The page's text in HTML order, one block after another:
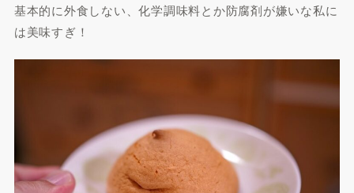
基本的に外食しない、化学調味料とか防腐剤が嫌いな私に
は美味すぎ！